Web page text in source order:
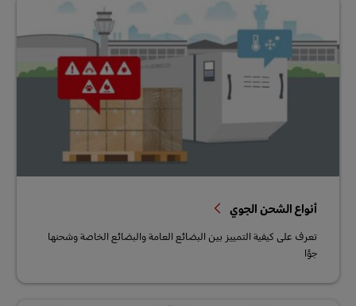
أنواع الشحن الجوي
تعرف على كيفية التمييز بين البضائع العامة والبضائع الخاصة وشحنها
جوًا